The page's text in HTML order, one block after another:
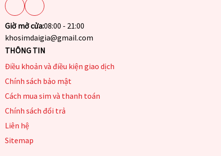
Giờ mở cửa:08:00 - 21:00
khosimdaigia@gmail.com
THÔNG TIN
Điều khoản và điều kiện giao dịch
Chính sách bảo mật
Cách mua sim và thanh toán
Chính sách đổi trả
Liên hệ
Sitemap